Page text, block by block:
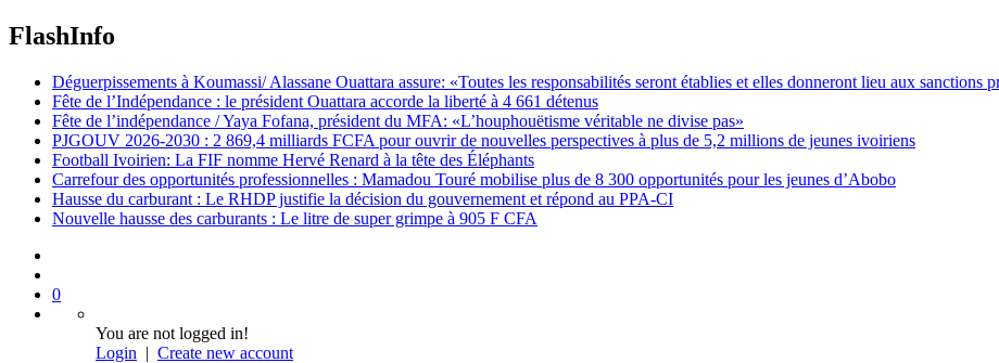
FlashInfo
Déguerpissements à Koumassi/ Alassane Ouattara assure: «Toutes les responsabilités seront établies et elles donneront lieu aux sanctions
Fête de l’Indépendance : le président Ouattara accorde la liberté à 4 661 détenus
Fête de l’indépendance / Yaya Fofana, président du MFA: «L’houphouëtisme véritable ne divise pas»
PJGOUV 2026-2030 : 2 869,4 milliards FCFA pour ouvrir de nouvelles perspectives à plus de 5,2 millions de jeunes ivoiriens
Football Ivoirien: La FIF nomme Hervé Renard à la tête des Éléphants
Carrefour des opportunités professionnelles : Mamadou Touré mobilise plus de 8 300 opportunités pour les jeunes d’Abobo
Hausse du carburant : Le RHDP justifie la décision du gouvernement et répond au PPA-CI
Nouvelle hausse des carburants : Le litre de super grimpe à 905 F CFA
0
You are not logged in!
Login | Create new account